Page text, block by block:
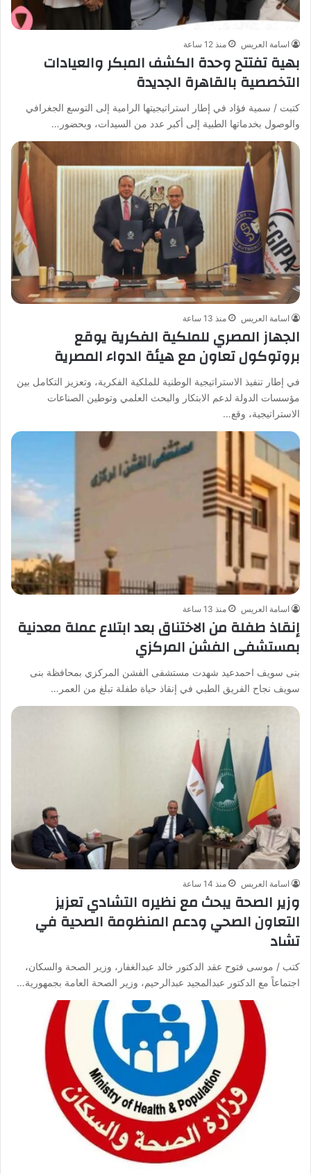
اسامة العريس منذ 12 ساعة
بهية تفتتح وحدة الكشف المبكر والعيادات
التخصصية بالقاهرة الجديدة
كتبت / سمية فؤاد في إطار استراتيجيتها الرامية إلى التوسع الجغرافي
والوصول بخدماتها الطبية إلى أكبر عدد من السيدات، وبحضور…
اسامة العريس منذ 13 ساعة
الجهاز المصري للملكية الفكرية يوقع
بروتوكول تعاون مع هيئة الدواء المصرية
في إطار تنفيذ الاستراتيجية الوطنية للملكية الفكرية، وتعزيز التكامل بين
مؤسسات الدولة لدعم الابتكار والبحث العلمي وتوطين الصناعات
الاستراتيجية، وقع…
اسامة العريس منذ 13 ساعة
إنقاذ طفلة من الاختناق بعد ابتلاع عملة معدنية
بمستشفى الفشن المركزي
بنى سويف احمدعيد شهدت مستشفى الفشن المركزي بمحافظة بنى
سويف نجاح الفريق الطبي في إنقاذ حياة طفلة تبلغ من العمر…
اسامة العريس منذ 14 ساعة
وزير الصحة يبحث مع نظيره التشادي تعزيز
التعاون الصحي ودعم المنظومة الصحية في
تشاد
كتب / موسى فتوح عقد الدكتور خالد عبدالغفار، وزير الصحة والسكان،
اجتماعاً مع الدكتور عبدالمجيد عبدالرحيم، وزير الصحة العامة بجمهورية…